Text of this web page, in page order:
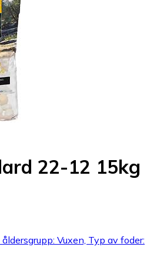
22-12 15kg
Vuxen, Typ av foder: